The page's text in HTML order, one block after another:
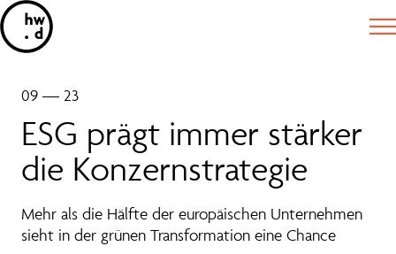
09 — 23
ESG prägt immer stärker
die Konzernstrategie
Mehr als die Hälfte der europäischen Unternehmen
sieht in der grünen Transformation eine Chance